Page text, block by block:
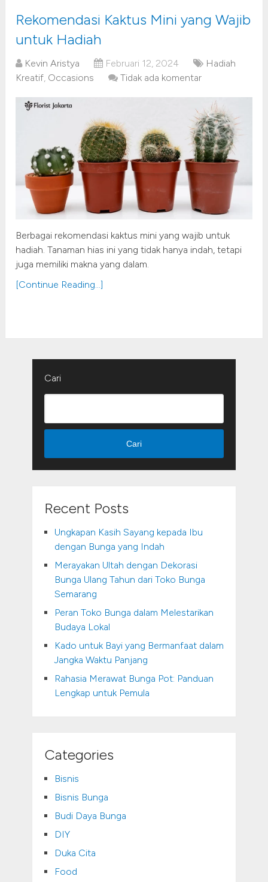
Rekomendasi Kaktus Mini yang Wajib
untuk Hadiah
Kevin Aristya Februari 12, 2024
Hadiah
Kreatif, Occasions Tidak ada komentar
Berbagai rekomendasi kaktus mini yang wajib untuk
hadiah. Tanaman hias ini yang tidak hanya indah, tetapi
juga memiliki makna yang dalam.
[Continue Reading...]
Cari
Cari
Recent Posts
Ungkapan Kasih Sayang kepada Ibu
dengan Bunga yang Indah
Merayakan Ultah dengan Dekorasi
Bunga Ulang Tahun dari Toko Bunga
Semarang
Peran Toko Bunga dalam Melestarikan
Budaya Lokal
Kado untuk Bayi yang Bermanfaat dalam
Jangka Waktu Panjang
Rahasia Merawat Bunga Pot: Panduan
Lengkap untuk Pemula
Categories
Bisnis
Bisnis Bunga
Budi Daya Bunga
DIY
Duka Cita
Food